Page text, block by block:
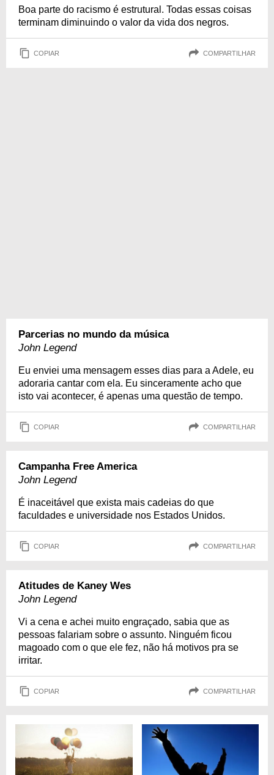
Boa parte do racismo é estrutural. Todas essas coisas
terminam diminuindo o valor da vida dos negros.
COPIAR COMPARTILHAR
Parcerias no mundo da música
John Legend
Eu enviei uma mensagem esses dias para a Adele, eu
adoraria cantar com ela. Eu sinceramente acho que
isto vai acontecer, é apenas uma questão de tempo.
COPIAR COMPARTILHAR
Campanha Free America
John Legend
É inaceitável que exista mais cadeias do que
faculdades e universidade nos Estados Unidos.
COPIAR COMPARTILHAR
Atitudes de Kaney Wes
John Legend
Vi a cena e achei muito engraçado, sabia que as
pessoas falariam sobre o assunto. Ninguém ficou
magoado com o que ele fez, não há motivos pra se
irritar.
COPIAR COMPARTILHAR